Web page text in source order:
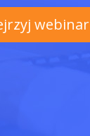
webinar